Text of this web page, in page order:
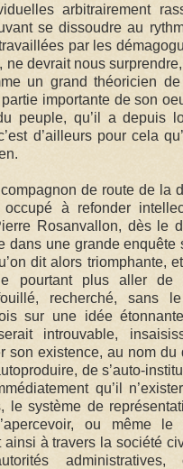
arbitrairement
se dissoudre au
par les
ne devrait nous
un grand théoricien
importante de son
peuple, qu’il a depuis
d’ailleurs pour cela
de route de la
à refonder
Rosanvallon, dès le
dans une grande enquête
dit alors triomphante,
pourtant plus aller de
recherché, sans
sur une idée
introuvable,
son existence, au nom du
de s’auto-
qu’il
le système de
ou même
ainsi à travers la société